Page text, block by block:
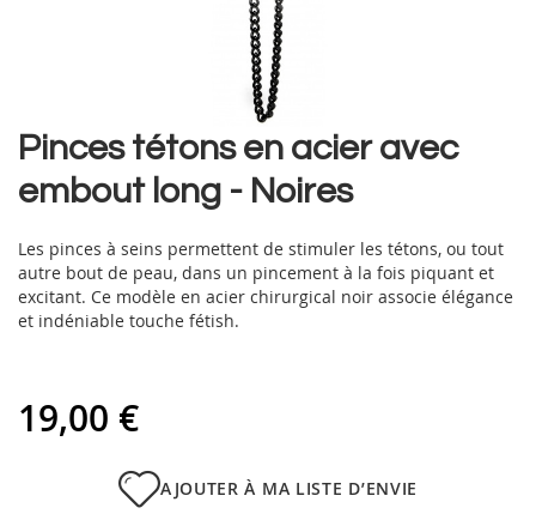
Skip
the
beginning
the
images
gallery
Pinces tétons en acier avec
embout long - Noires
Les pinces à seins permettent de stimuler les tétons, ou tout
autre bout de peau, dans un pincement à la fois piquant et
excitant. Ce modèle en acier chirurgical noir associe élégance
et indéniable touche fétish.
19,00 €
AJOUTER À MA LISTE D’ENVIE